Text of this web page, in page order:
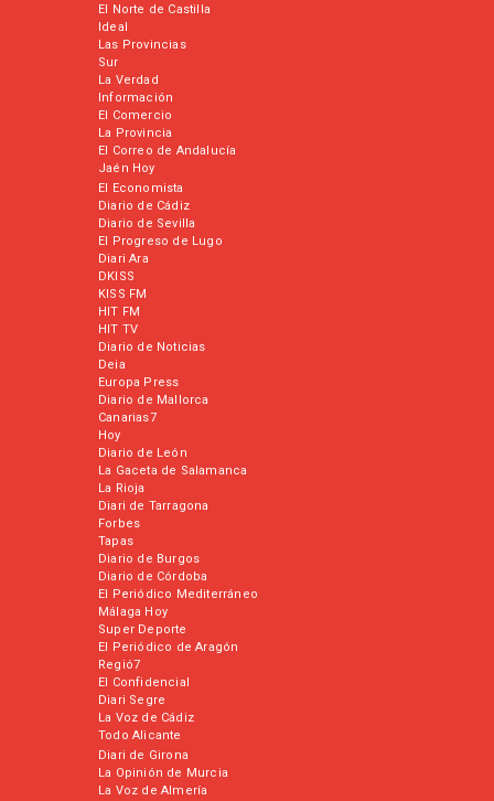
El Norte de Castilla
Ideal
Las Provincias
Sur
La Verdad
Información
El Comercio
La Provincia
El Correo de Andalucía
Jaén Hoy
El Economista
Diario de Cádiz
Diario de Sevilla
El Progreso de Lugo
Diari Ara
DKISS
KISS FM
HIT FM
HIT TV
Diario de Noticias
Deia
Europa Press
Diario de Mallorca
Canarias7
Hoy
Diario de León
La Gaceta de Salamanca
La Rioja
Diari de Tarragona
Forbes
Tapas
Diario de Burgos
Diario de Córdoba
El Periódico Mediterráneo
Málaga Hoy
Super Deporte
El Periódico de Aragón
Regió7
El Confidencial
Diari Segre
La Voz de Cádiz
Todo Alicante
Diari de Girona
La Opinión de Murcia
La Voz de Almería